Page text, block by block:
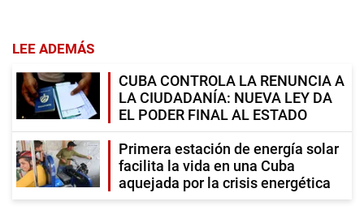
LEE ADEMÁS
CUBA CONTROLA LA RENUNCIA A
LA CIUDADANÍA: NUEVA LEY DA
EL PODER FINAL AL ESTADO
Primera estación de energía solar
facilita la vida en una Cuba
aquejada por la crisis energética